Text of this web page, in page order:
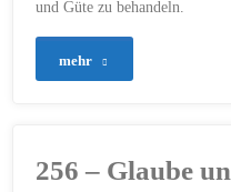
und Güte zu behandeln.
mehr
256 – Glaube